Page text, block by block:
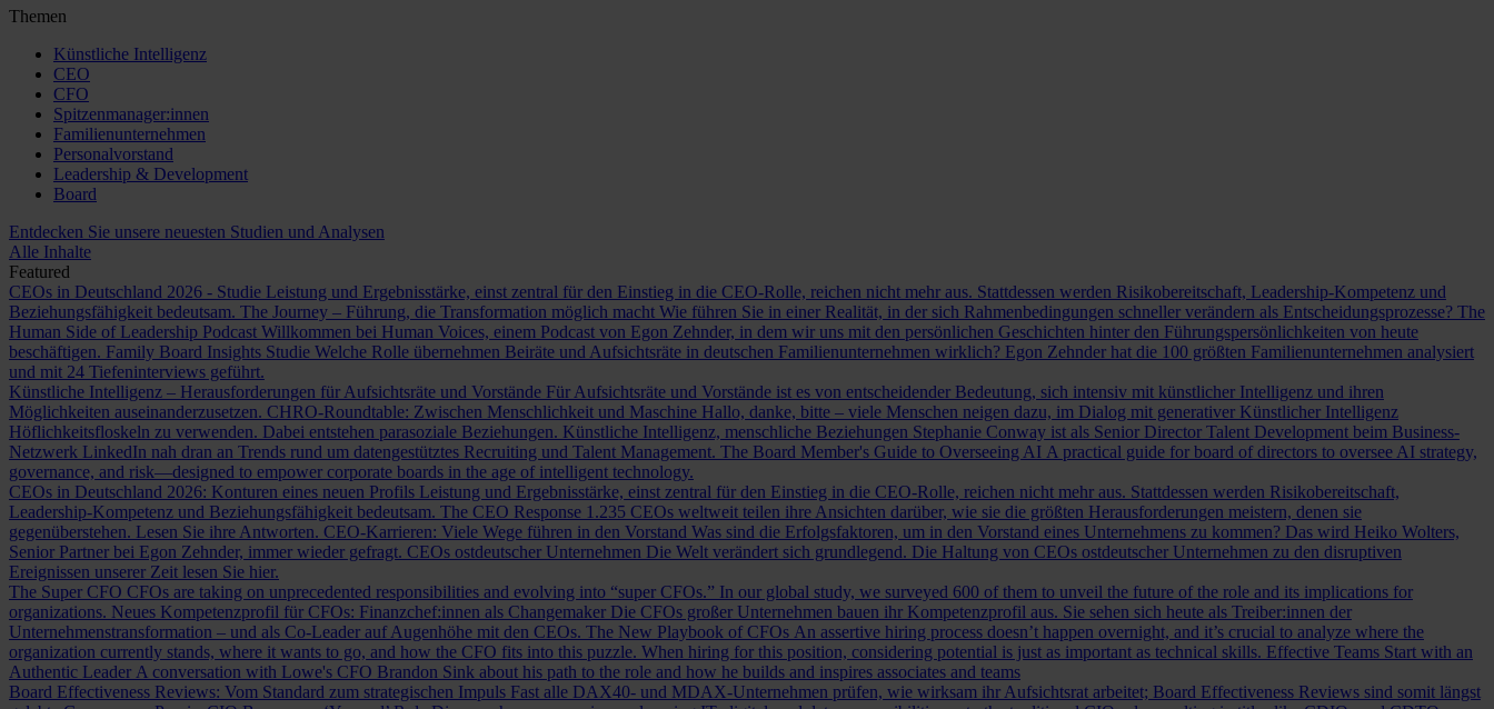
Themen
Künstliche Intelligenz
CEO
CFO
Spitzenmanager:innen
Familienunternehmen
Personalvorstand
Leadership & Development
Board
Entdecken Sie unsere neuesten Studien und Analysen
Alle Inhalte
Featured
CEOs in Deutschland 2026 - Studie Leistung und Ergebnisstärke, einst zentral für den Einstieg in die CEO-Rolle, reichen nicht mehr aus. Stattdessen werden Risikobereitschaft, Leadership-Kompetenz und
Beziehungsfähigkeit bedeutsam. The Journey – Führung, die Transformation möglich macht Wie führen Sie in einer Realität, in der sich Rahmenbedingungen schneller verändern als Entscheidungsprozesse? The
Human Side of Leadership Podcast Willkommen bei Human Voices, einem Podcast von Egon Zehnder, in dem wir uns mit den persönlichen Geschichten hinter den Führungspersönlichkeiten von heute
beschäftigen. Family Board Insights Studie Welche Rolle übernehmen Beiräte und Aufsichtsräte in deutschen Familienunternehmen wirklich? Egon Zehnder hat die 100 größten Familienunternehmen analysiert
und mit 24 Tiefeninterviews geführt.
Künstliche Intelligenz – Herausforderungen für Aufsichtsräte und Vorstände Für Aufsichtsräte und Vorstände ist es von entscheidender Bedeutung, sich intensiv mit künstlicher Intelligenz und ihren
Möglichkeiten auseinanderzusetzen. CHRO-Roundtable: Zwischen Menschlichkeit und Maschine Hallo, danke, bitte – viele Menschen neigen dazu, im Dialog mit generativer Künstlicher Intelligenz
Höflichkeitsfloskeln zu verwenden. Dabei entstehen parasoziale Beziehungen. Künstliche Intelligenz, menschliche Beziehungen Stephanie Conway ist als Senior Director Talent Development beim Business-
Netzwerk LinkedIn nah dran an Trends rund um datengestütztes Recruiting und Talent Management. The Board Member's Guide to Overseeing AI A practical guide for board of directors to oversee AI strategy,
governance, and risk—designed to empower corporate boards in the age of intelligent technology.
CEOs in Deutschland 2026: Konturen eines neuen Profils Leistung und Ergebnisstärke, einst zentral für den Einstieg in die CEO-Rolle, reichen nicht mehr aus. Stattdessen werden Risikobereitschaft,
Leadership-Kompetenz und Beziehungsfähigkeit bedeutsam. The CEO Response 1.235 CEOs weltweit teilen ihre Ansichten darüber, wie sie die größten Herausforderungen meistern, denen sie
gegenüberstehen. Lesen Sie ihre Antworten. CEO-Karrieren: Viele Wege führen in den Vorstand Was sind die Erfolgsfaktoren, um in den Vorstand eines Unternehmens zu kommen? Das wird Heiko Wolters,
Senior Partner bei Egon Zehnder, immer wieder gefragt. CEOs ostdeutscher Unternehmen Die Welt verändert sich grundlegend. Die Haltung von CEOs ostdeutscher Unternehmen zu den disruptiven
Ereignissen unserer Zeit lesen Sie hier.
The Super CFO CFOs are taking on unprecedented responsibilities and evolving into “super CFOs.” In our global study, we surveyed 600 of them to unveil the future of the role and its implications for
organizations. Neues Kompetenzprofil für CFOs: Finanzchef:innen als Changemaker Die CFOs großer Unternehmen bauen ihr Kompetenzprofil aus. Sie sehen sich heute als Treiber:innen der
Unternehmenstransformation – und als Co-Leader auf Augenhöhe mit den CEOs. The New Playbook of CFOs An assertive hiring process doesn’t happen overnight, and it’s crucial to analyze where the
organization currently stands, where it wants to go, and how the CFO fits into this puzzle. When hiring for this position, considering potential is just as important as technical skills. Effective Teams Start with an
Authentic Leader A conversation with Lowe's CFO Brandon Sink about his path to the role and how he builds and inspires associates and teams
Board Effectiveness Reviews: Vom Standard zum strategischen Impuls Fast alle DAX40- und MDAX-Unternehmen prüfen, wie wirksam ihr Aufsichtsrat arbeitet; Board Effectiveness Reviews sind somit längst